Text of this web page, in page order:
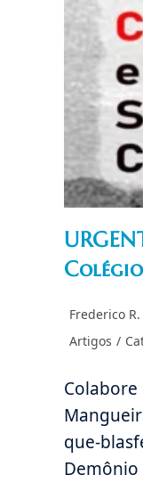
Autor
post:
Frederico
Categoria
Artigos /
que-